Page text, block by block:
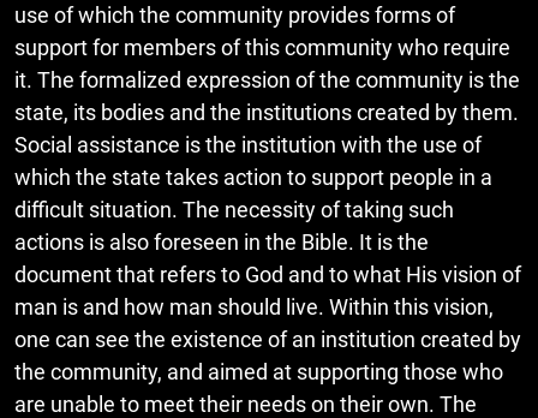
use of which the community provides forms of
support for members of this community who require
it. The formalized expression of the community is the
state, its bodies and the institutions created by them.
Social assistance is the institution with the use of
which the state takes action to support people in a
difficult situation. The necessity of taking such
actions is also foreseen in the Bible. It is the
document that refers to God and to what His vision of
man is and how man should live. Within this vision,
one can see the existence of an institution created by
the community, and aimed at supporting those who
are unable to meet their needs on their own. The